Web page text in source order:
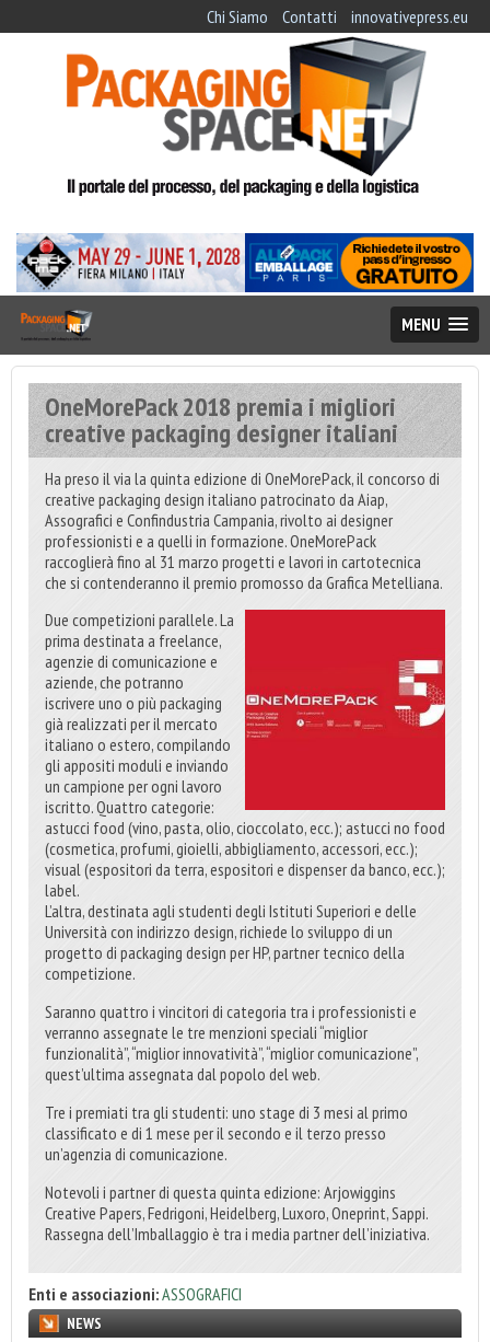
Chi Siamo Contatti innovativepress.eu
MENU
OneMorePack 2018 premia i migliori
creative packaging designer italiani
Ha preso il via la quinta edizione di OneMorePack, il concorso di
creative packaging design italiano patrocinato da Aiap,
Assografici e Confindustria Campania, rivolto ai designer
professionisti e a quelli in formazione. OneMorePack
raccoglierà fino al 31 marzo progetti e lavori in cartotecnica
che si contenderanno il premio promosso da Grafica Metelliana.
Due competizioni parallele. La
prima destinata a freelance,
agenzie di comunicazione e
aziende, che potranno
iscrivere uno o più packaging
già realizzati per il mercato
italiano o estero, compilando
gli appositi moduli e inviando
un campione per ogni lavoro
iscritto. Quattro categorie:
astucci food (vino, pasta, olio, cioccolato, ecc.); astucci no food
(cosmetica, profumi, gioielli, abbigliamento, accessori, ecc.);
visual (espositori da terra, espositori e dispenser da banco, ecc.);
label.
L’altra, destinata agli studenti degli Istituti Superiori e delle
Università con indirizzo design, richiede lo sviluppo di un
progetto di packaging design per HP, partner tecnico della
competizione.
Saranno quattro i vincitori di categoria tra i professionisti e
verranno assegnate le tre menzioni speciali “miglior
funzionalità”, “miglior innovatività”, “miglior comunicazione”,
quest’ultima assegnata dal popolo del web.
Tre i premiati tra gli studenti: uno stage di 3 mesi al primo
classificato e di 1 mese per il secondo e il terzo presso
un’agenzia di comunicazione.
Notevoli i partner di questa quinta edizione: Arjowiggins
Creative Papers, Fedrigoni, Heidelberg, Luxoro, Oneprint, Sappi.
Rassegna dell’Imballaggio è tra i media partner dell’iniziativa.
Enti e associazioni:ASSOGRAFICI
NEWS